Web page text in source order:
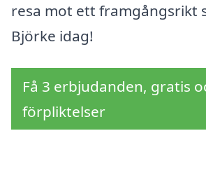
resa mot ett framgångsrikt
Björke idag!
Få 3 erbjudanden, gratis
förpliktelser